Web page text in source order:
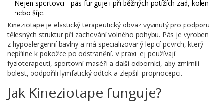
Nejen sportovci - pás funguje i při běžných potížích zad, kolen
nebo šíje.
Kineziotape je elastický terapeutický obvaz vyvinutý pro podporu
tělesných struktur při zachování volného pohybu. Pás je vyroben
z hypoalergenní bavlny a má specializovaný lepicí povrch, který
nepřilne k pokožce po odstranění. V praxi jej používají
fyzioterapeuti, sportovní maséři a další odborníci, aby zmírnili
bolest, podpořili lymfatický odtok a zlepšili propriocepci.
Jak Kineziotape funguje?